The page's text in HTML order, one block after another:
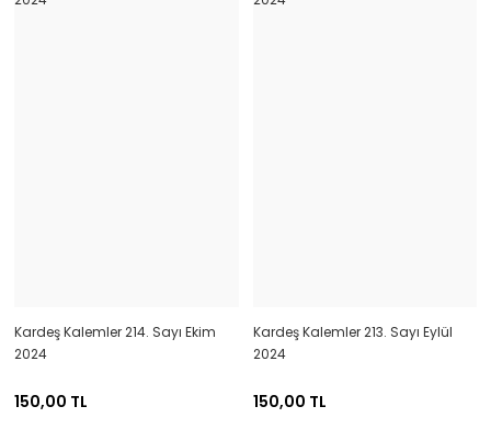
Kardeş Kalemler 214. Sayı Ekim
2024
150,00 TL
Kardeş Kalemler 213. Sayı Eylül
2024
150,00 TL